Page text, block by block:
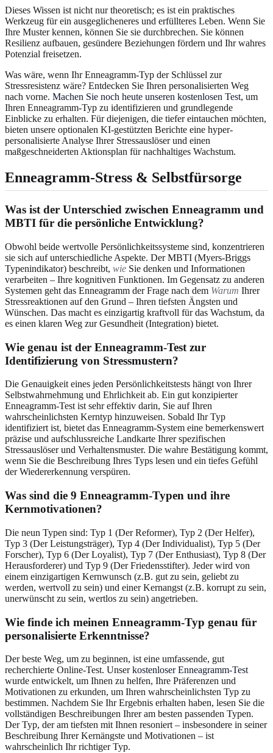
Dieses Wissen ist nicht nur theoretisch; es ist ein praktisches
Werkzeug für ein ausgeglicheneres und erfüllteres Leben. Wenn Sie
Ihre Muster kennen, können Sie sie durchbrechen. Sie können
Resilienz aufbauen, gesündere Beziehungen fördern und Ihr wahres
Potenzial freisetzen.
Was wäre, wenn Ihr Enneagramm-Typ der Schlüssel zur
Stressresistenz wäre? Entdecken Sie Ihren personalisierten Weg
nach vorne. Machen Sie noch heute unseren kostenlosen Test, um
Ihren Enneagramm-Typ zu identifizieren und grundlegende
Einblicke zu erhalten. Für diejenigen, die tiefer eintauchen möchten,
bieten unsere optionalen KI-gestützten Berichte eine hyper-
personalisierte Analyse Ihrer Stressauslöser und einen
maßgeschneiderten Aktionsplan für nachhaltiges Wachstum.
Enneagramm-Stress & Selbstfürsorge
Was ist der Unterschied zwischen Enneagramm und
MBTI für die persönliche Entwicklung?
Obwohl beide wertvolle Persönlichkeitssysteme sind, konzentrieren
sie sich auf unterschiedliche Aspekte. Der MBTI (Myers-Briggs
Typenindikator) beschreibt, wie Sie denken und Informationen
verarbeiten – Ihre kognitiven Funktionen. Im Gegensatz zu anderen
Systemen geht das Enneagramm der Frage nach dem Warum Ihrer
Stressreaktionen auf den Grund – Ihren tiefsten Ängsten und
Wünschen. Das macht es einzigartig kraftvoll für das Wachstum, da
es einen klaren Weg zur Gesundheit (Integration) bietet.
Wie genau ist der Enneagramm-Test zur
Identifizierung von Stressmustern?
Die Genauigkeit eines jeden Persönlichkeitstests hängt von Ihrer
Selbstwahrnehmung und Ehrlichkeit ab. Ein gut konzipierter
Enneagramm-Test ist sehr effektiv darin, Sie auf Ihren
wahrscheinlichsten Kerntyp hinzuweisen. Sobald Ihr Typ
identifiziert ist, bietet das Enneagramm-System eine bemerkenswert
präzise und aufschlussreiche Landkarte Ihrer spezifischen
Stressauslöser und Verhaltensmuster. Die wahre Bestätigung kommt,
wenn Sie die Beschreibung Ihres Typs lesen und ein tiefes Gefühl
der Wiedererkennung verspüren.
Was sind die 9 Enneagramm-Typen und ihre
Kernmotivationen?
Die neun Typen sind: Typ 1 (Der Reformer), Typ 2 (Der Helfer),
Typ 3 (Der Leistungsträger), Typ 4 (Der Individualist), Typ 5 (Der
Forscher), Typ 6 (Der Loyalist), Typ 7 (Der Enthusiast), Typ 8 (Der
Herausforderer) und Typ 9 (Der Friedensstifter). Jeder wird von
einem einzigartigen Kernwunsch (z.B. gut zu sein, geliebt zu
werden, wertvoll zu sein) und einer Kernangst (z.B. korrupt zu sein,
unerwünscht zu sein, wertlos zu sein) angetrieben.
Wie finde ich meinen Enneagramm-Typ genau für
personalisierte Erkenntnisse?
Der beste Weg, um zu beginnen, ist eine umfassende, gut
recherchierte Online-Test. Unserkostenloser Enneagramm-Test
wurde entwickelt, um Ihnen zu helfen, Ihre Präferenzen und
Motivationen zu erkunden, um Ihren wahrscheinlichsten Typ zu
bestimmen. Nachdem Sie Ihr Ergebnis erhalten haben, lesen Sie die
vollständigen Beschreibungen Ihrer am besten passenden Typen.
Der Typ, der am tiefsten mit Ihnen resoniert – insbesondere in seiner
Beschreibung Ihrer Kernängste und Motivationen – ist
wahrscheinlich Ihr richtiger Typ.